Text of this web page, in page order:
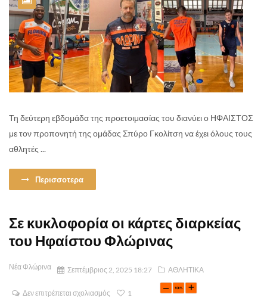
Τη δεύτερη εβδομάδα της προετοιμασίας του διανύει ο ΗΦΑΙΣΤΟΣ
με τον προπονητή της ομάδας Σπύρο Γκολίτση να έχει όλους τους
αθλητές ...
Περισσοτερα
Σε κυκλοφορία οι κάρτες διαρκείας
του Ηφαίστου Φλώρινας
Νέα Φλώρινα Σεπτέμβριος 2, 2025 18:27 ΑΘΛΗΤΙΚΑ
Δεν επιτρέπεται σχολιασμός 1